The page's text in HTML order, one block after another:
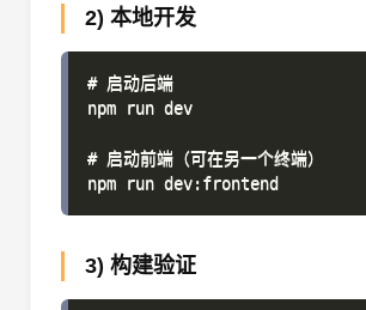
2) 本地开发
# 启动后端
npm run dev
# 启动前端（可在另一个终端）
3) 构建验证